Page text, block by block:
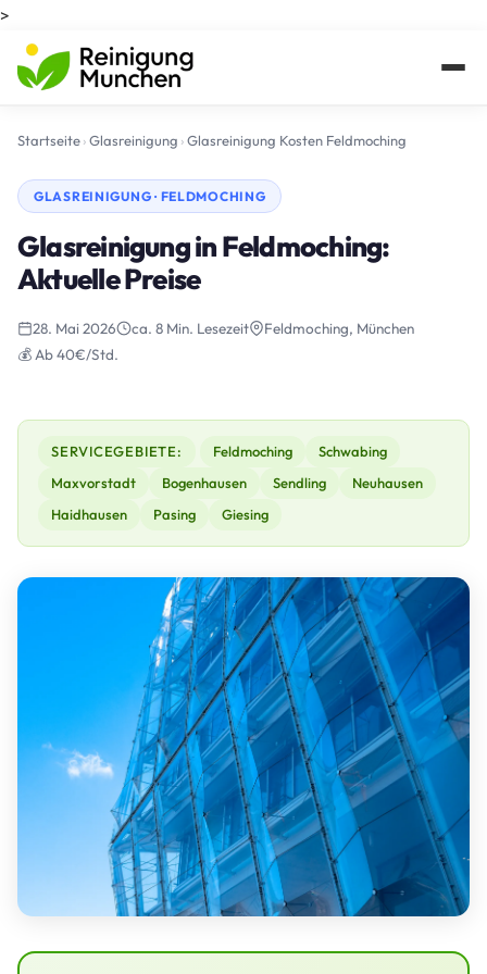
>
Startseite›Glasreinigung ›Glasreinigung Kosten Feldmoching
GLASREINIGUNG · FELDMOCHING
Glasreinigung in Feldmoching:
Aktuelle Preise
28. Mai 2026 ca. 8 Min. Lesezeit
Feldmoching, München
💰 Ab 40€/Std.
SERVICEGEBIETE: Feldmoching
Schwabing
Maxvorstadt
Bogenhausen Sendling
Neuhausen
Haidhausen
Pasing Giesing